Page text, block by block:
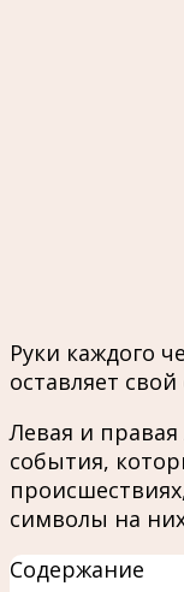
Руки каждого
оставляет
Левая и
события,
символы на
Содержание